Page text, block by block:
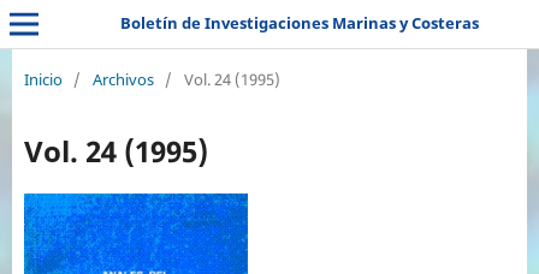
Boletín de Investigaciones Marinas y Costeras
Inicio / Archivos / Vol. 24 (1995)
Vol. 24 (1995)